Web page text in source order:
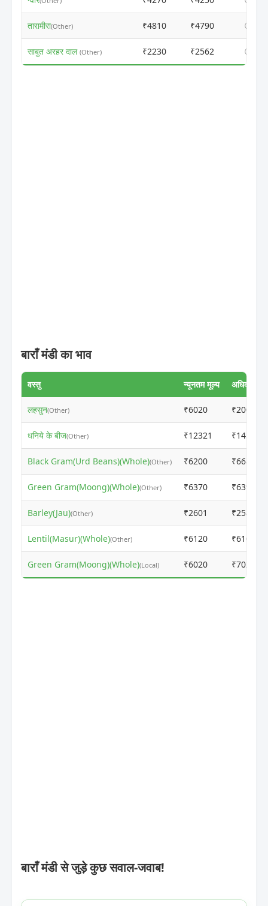
तारामीरा(Other) ₹4810 ₹4790 ⓘ
साबुत अरहर दाल (Other) ₹2230 ₹2562 ⓘ
बाराँ मंडी का भाव
वस्तु न्यूनतम मूल्य अधिकतम
लहसुन(Other) ₹6020 ₹20050
धनिये के बीज(Other) ₹12321 ₹14500
Black Gram(Urd Beans)(Whole)(Other) ₹6200 ₹6680
Green Gram(Moong)(Whole)(Other) ₹6370 ₹6399
Barley(Jau)(Other) ₹2601 ₹2581
Lentil(Masur)(Whole)(Other) ₹6120 ₹6100
Green Gram(Moong)(Whole)(Local) ₹6020 ₹7025
बाराँ मंडी से जुड़े कुछ सवाल-जवाब!